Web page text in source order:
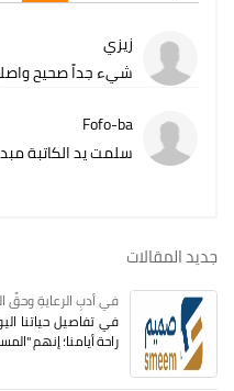
زيزي
شيء جداً صحيح
Fofo-ba
سلمت يد الكاتبة
جديد المقالات
في أدبِ الرعايةِ وحقِّ
في تفاصيل حياتنا
راحة أيامنا؛ إنهم